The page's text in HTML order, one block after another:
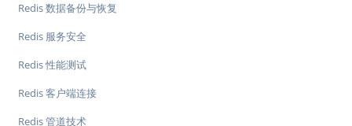
Redis 数据备份与恢复
Redis 服务安全
Redis 性能测试
Redis 客户端连接
Redis 管道技术